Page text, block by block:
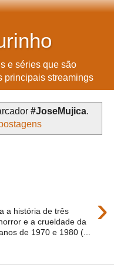
e séries que são
principais streamings
#JoseMujica.
›
a história de três
e a crueldade da
de 1970 e 1980 (...